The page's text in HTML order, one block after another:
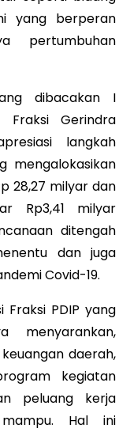
yang berperan
pertumbuhan
dibacakan I
Fraksi Gerindra
langkah
mengalokasikan
28,27 milyar dan
Rp3,41 milyar
ditengah
dan juga
Covid-19.
PDIP yang
menyarankan,
daerah,
kegiatan
peluang kerja
Hal ini